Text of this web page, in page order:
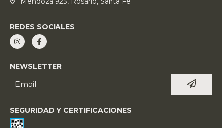
REDES SOCIALES
NEWSLETTER
SEGURIDAD Y CERTIFICACIONES